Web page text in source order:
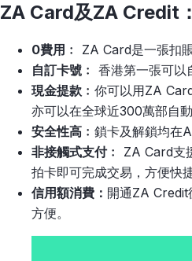
ZA Card及ZA Credit
0費用﹕
ZA Card是一張扣
自訂卡號﹕ 香港第一張可以
現金提款﹕ 你可以用ZA
亦可以在全球近300萬部自
安全性高﹕ 鎖卡及解鎖均在
非接觸式支付﹕
ZA Card支
拍卡即可完成交易，方便快
信用額消費： 開通ZA Credit
方便。